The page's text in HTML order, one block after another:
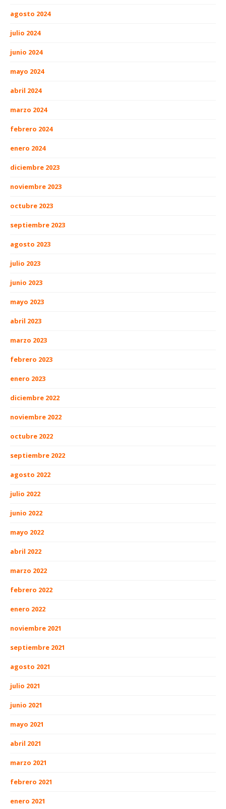
agosto 2024
julio 2024
junio 2024
mayo 2024
abril 2024
marzo 2024
febrero 2024
enero 2024
diciembre 2023
noviembre 2023
octubre 2023
septiembre 2023
agosto 2023
julio 2023
junio 2023
mayo 2023
abril 2023
marzo 2023
febrero 2023
enero 2023
diciembre 2022
noviembre 2022
octubre 2022
septiembre 2022
agosto 2022
julio 2022
junio 2022
mayo 2022
abril 2022
marzo 2022
febrero 2022
enero 2022
noviembre 2021
septiembre 2021
agosto 2021
julio 2021
junio 2021
mayo 2021
abril 2021
marzo 2021
febrero 2021
enero 2021